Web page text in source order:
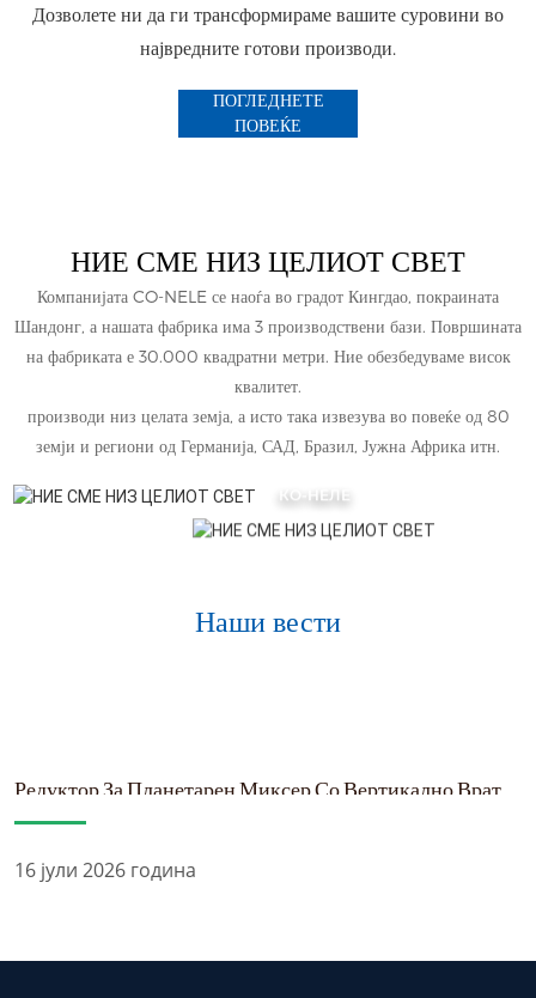
Дозволете ни да ги трансформираме вашите суровини во
највредните готови производи.
ПОГЛЕДНЕТЕ
ПОВЕЌЕ
НИЕ СМЕ НИЗ ЦЕЛИОТ СВЕТ
Компанијата CO-NELE се наоѓа во градот Кингдао, покраината
Шандонг, а нашата фабрика има 3 производствени бази. Површината
на фабриката е 30.000 квадратни метри. Ние обезбедуваме висок
квалитет.
производи низ целата земја, а исто така извезува во повеќе од 80
земји и региони од Германија, САД, Бразил, Јужна Африка итн.
КО-НЕЛЕ
Наши вести
16 јули 2026 година